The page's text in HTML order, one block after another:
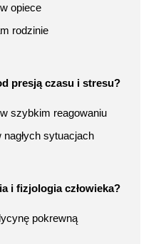
opiece
rodzinie
presją czasu i stresu?
szybkim reagowaniu
sytuacjach
i fizjologia człowieka?
pokrewną